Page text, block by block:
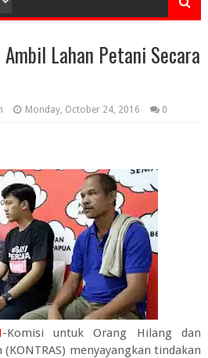
Lahan Petani Secara
Monday, October 24, 2016 0
-Komisi untuk Orang Hilang dan
menyayangkan tindakan